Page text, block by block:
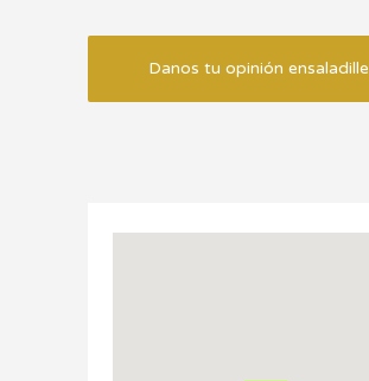
Danos tu opinión